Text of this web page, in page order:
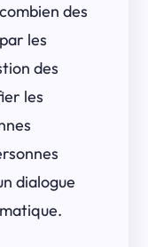
des
les
des
les
dialogue